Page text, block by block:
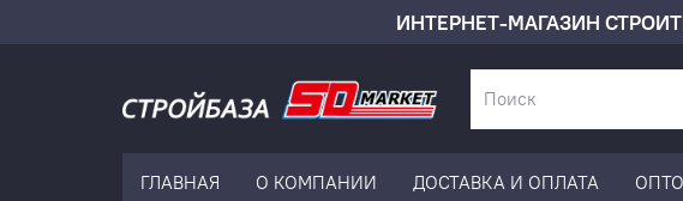
ИНТЕРНЕТ-МАГАЗИН
ГЛАВНАЯ О КОМПАНИИ ДОСТАВКА И ОПЛАТА